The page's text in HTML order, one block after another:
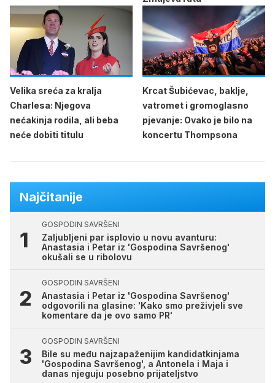
Velika sreća za kralja
Charlesa: Njegova
nećakinja rodila, ali beba
neće dobiti titulu
Krcat Šubićevac, baklje,
vatromet i gromoglasno
pjevanje: Ovako je bilo na
koncertu Thompsona
Najčitanije
GOSPODIN SAVRŠENI
Zaljubljeni par isplovio u novu avanturu:
Anastasia i Petar iz 'Gospodina Savršenog'
okušali se u ribolovu
GOSPODIN SAVRŠENI
Anastasia i Petar iz 'Gospodina Savršenog'
odgovorili na glasine: 'Kako smo preživjeli sve
komentare da je ovo samo PR'
GOSPODIN SAVRŠENI
Bile su među najzapaženijim kandidatkinjama
'Gospodina Savršenog', a Antonela i Maja i
danas njeguju posebno prijateljstvo